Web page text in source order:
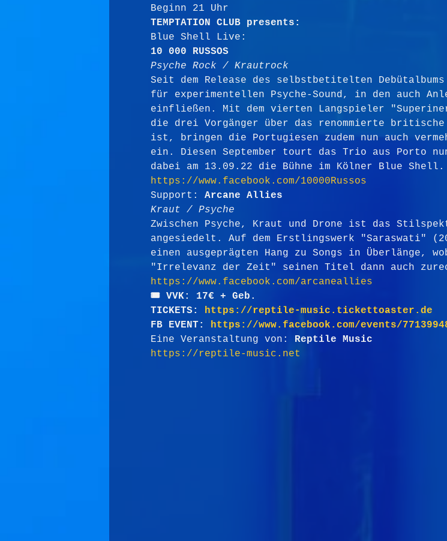
Beginn 21 Uhr
TEMPTATION CLUB presents:
Blue Shell Live:
10 000 RUSSOS
Psyche Rock / Krautrock
Seit dem Release des selbstbetitelten Debütalbums
für experimentellen Psyche-Sound, in den auch
einfließen. Mit dem vierten Langspieler
die drei Vorgänger über das renommierte britische
ist, bringen die Portugiesen zudem nun auch
ein. Diesen September tourt das Trio aus Porto
dabei am 13.09.22 die Bühne im Kölner Blue Shell.
https://www.facebook.com/10000Russos
Support: Arcane Allies
Kraut / Psyche
Zwischen Psyche, Kraut und Drone ist das
angesiedelt. Auf dem Erstlingswerk "Saraswati"
einen ausgeprägten Hang zu Songs in Überlänge,
"Irrelevanz der Zeit" seinen Titel dann auch
https://www.facebook.com/arcaneallies
🎟 VVK: 17€ + Geb.
TICKETS: https://reptile-music.tickettoaster.de
FB EVENT:
https://www.facebook.com/events/
Eine Veranstaltung von: Reptile Music
https://reptile-music.net